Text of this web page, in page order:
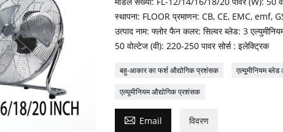
स्थापना: FLOOR प्रमाणन: CB, CE, EMC, emf,
उत्पाद नाम: फ्लोर फैन कलर: सिल्वर ब्लेड: 3
50 वोल्टेज (वी): 220-250 पावर सोर्स : इलेक्ट्रिक
बहु-आकार का फर्श औद्योगिक प्रशंसक एल्यूमीनियम
एल्यूमीनियम औद्योगिक प्रशंसक
 Email विवरण